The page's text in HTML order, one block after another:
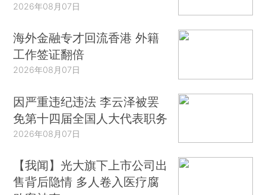
2026年08月07日
海外金融专才回流香港 外籍
工作签证翻倍
2026年08月07日
因严重违纪违法 李云泽被罢
免第十四届全国人大代表职务
2026年08月07日
【我闻】光大旗下上市公司出
售背后隐情 多人卷入医疗腐